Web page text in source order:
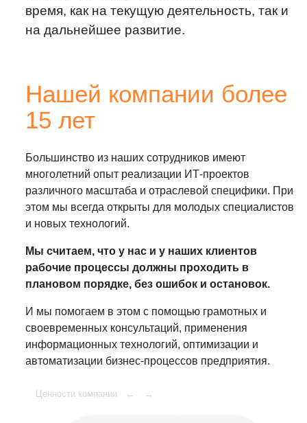
время, как на текущую деятельность, так и
на дальнейшее развитие.
Нашей компании более
15 лет
Большинство из наших сотрудников имеют
многолетний опыт реализации ИТ-проектов
различного масштаба и отраслевой специфики. При
этом мы всегда открыты для молодых специалистов
и новых технологий.
Мы считаем, что у нас и у наших клиентов
рабочие процессы должны проходить в
плановом порядке, без ошибок и остановок.
И мы помогаем в этом с помощью грамотных и
своевременных консультаций, применения
информационных технологий, оптимизации и
автоматизации бизнес-процессов предприятия.
Ценности компании ← →